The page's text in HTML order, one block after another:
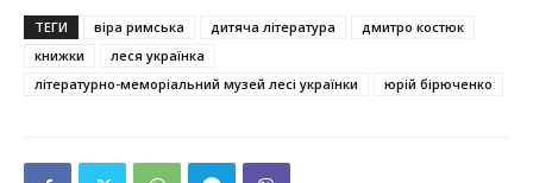
ТЕГИ віра римська дитяча література
дмитро костюк
книжки
леся українка
літературно-меморіальний музей лесі українки
юрій бірюченко